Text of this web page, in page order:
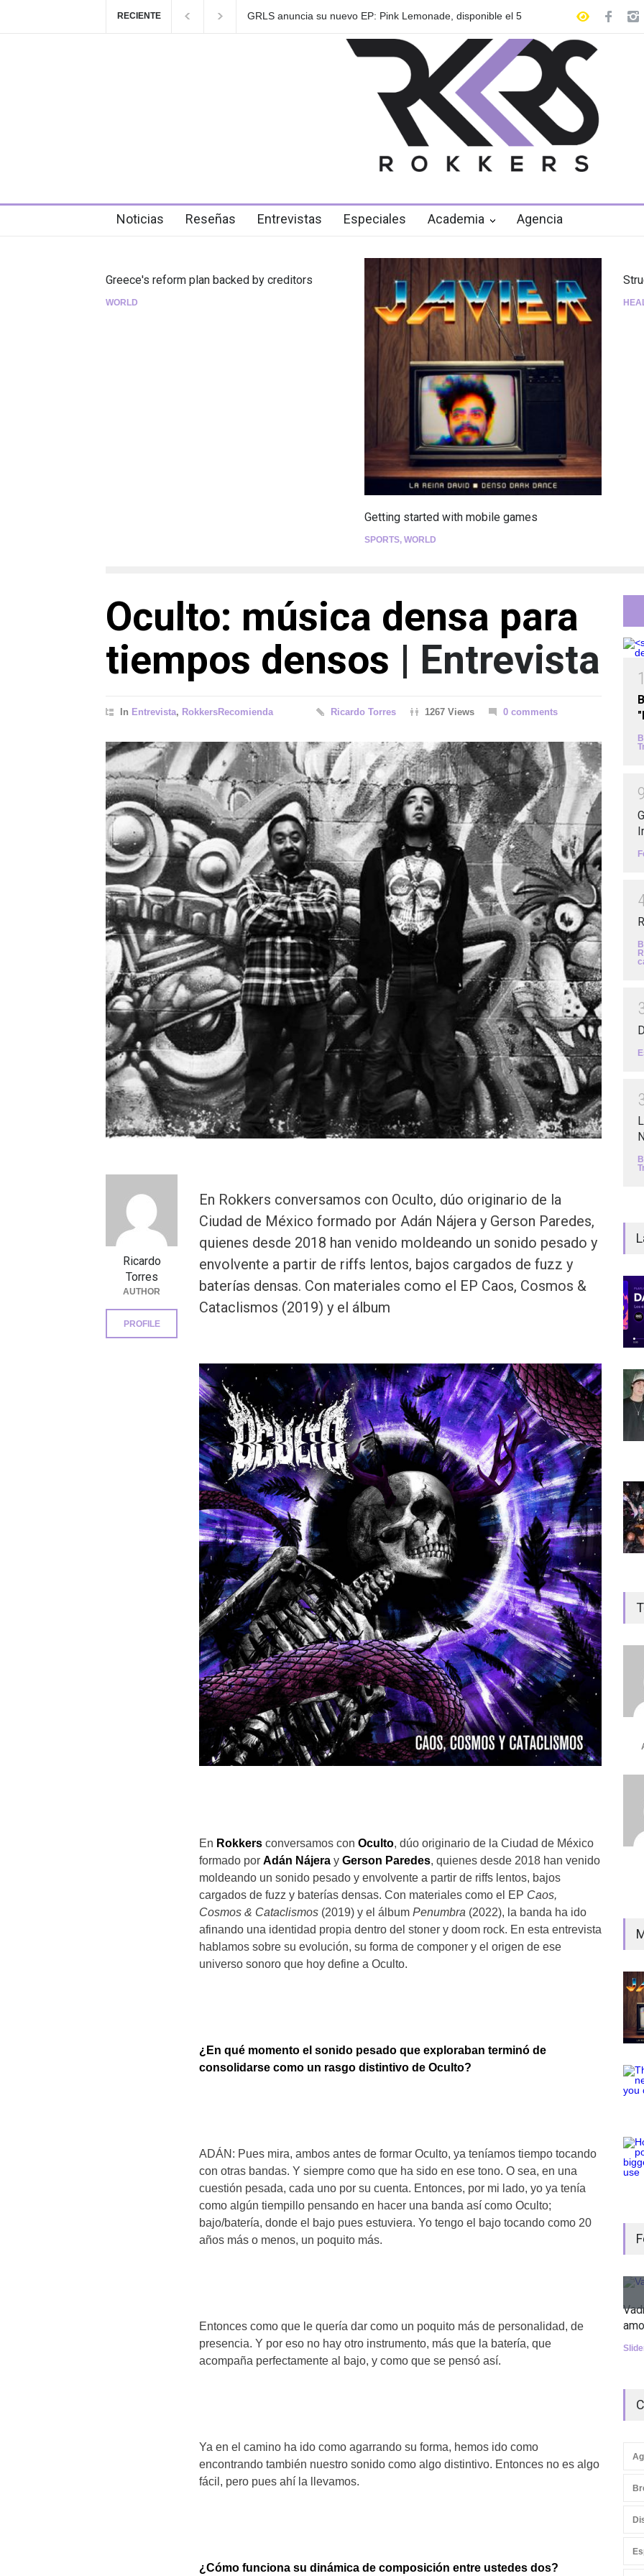
RECIENTE
GRLS anuncia su nuevo EP: Pink Lemonade, disponible el 5
Las Fokin Biches anuncian su gira
Noticias Reseñas Entrevistas Especiales Academia Agencia
Greece's reform plan backed by creditors
WORLD
Getting started with mobile games
SPORTS, WORLD
Oculto: música densa para
tiempos densos | Entrevista
In Entrevista, RokkersRecomienda Ricardo Torres 1267 Views 0 comments
En Rokkers conversamos con Oculto, dúo originario de la
Ciudad de México formado por Adán Nájera y Gerson Paredes,
quienes desde 2018 han venido moldeando un sonido pesado y
envolvente a partir de riffs lentos, bajos cargados de fuzz y
baterías densas. Con materiales como el EP Caos, Cosmos &
Cataclismos (2019) y el álbum
En Rokkers conversamos con Oculto, dúo originario de la Ciudad de México
formado por Adán Nájera y Gerson Paredes, quienes desde 2018 han venido
moldeando un sonido pesado y envolvente a partir de riffs lentos, bajos
cargados de fuzz y baterías densas. Con materiales como el EP Caos,
Cosmos & Cataclismos (2019) y el álbum Penumbra (2022), la banda ha ido
afinando una identidad propia dentro del stoner y doom rock. En esta entrevista
hablamos sobre su evolución, su forma de componer y el origen de ese
universo sonoro que hoy define a Oculto.
¿En qué momento el sonido pesado que exploraban terminó de
consolidarse como un rasgo distintivo de Oculto?
ADÁN: Pues mira, ambos antes de formar Oculto, ya teníamos tiempo tocando
con otras bandas. Y siempre como que ha sido en ese tono. O sea, en una
cuestión pesada, cada uno por su cuenta. Entonces, por mi lado, yo ya tenía
como algún tiempillo pensando en hacer una banda así como Oculto;
bajo/batería, donde el bajo pues estuviera. Yo tengo el bajo tocando como 20
años más o menos, un poquito más.
Entonces como que le quería dar como un poquito más de personalidad, de
presencia. Y por eso no hay otro instrumento, más que la batería, que
acompaña perfectamente al bajo, y como que se pensó así.
Ya en el camino ha ido como agarrando su forma, hemos ido como
encontrando también nuestro sonido como algo distintivo. Entonces no es algo
fácil, pero pues ahí la llevamos.
¿Cómo funciona su dinámica de composición entre ustedes dos?
Ricardo
Torres
AUTHOR
PROFILE
1
9